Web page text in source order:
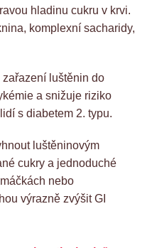
hladinu cukru v krvi.
komplexní sacharidy,
luštěnin do
a snižuje riziko
s diabetem 2. typu.
luštěninovým
cukry a jednoduché
nebo
výrazně zvýšit GI